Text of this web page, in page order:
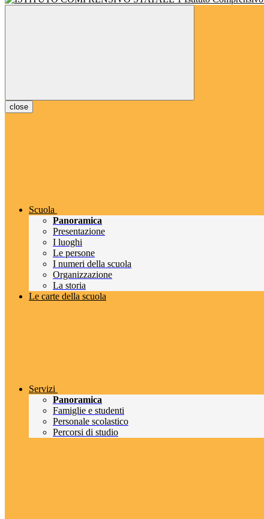
close
Scuola
Panoramica
Presentazione
I luoghi
Le persone
I numeri della scuola
Organizzazione
La storia
Le carte della scuola
Servizi
Panoramica
Famiglie e studenti
Personale scolastico
Percorsi di studio